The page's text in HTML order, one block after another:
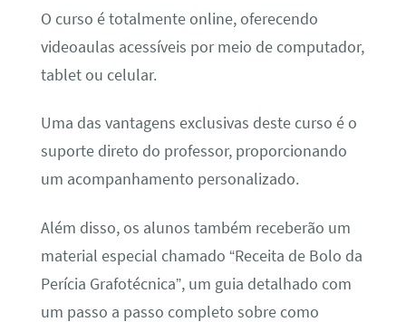
O curso é totalmente online, oferecendo
videoaulas acessíveis por meio de computador,
tablet ou celular.
Uma das vantagens exclusivas deste curso é o
suporte direto do professor, proporcionando
um acompanhamento personalizado.
Além disso, os alunos também receberão um
material especial chamado “Receita de Bolo da
Perícia Grafotécnica”, um guia detalhado com
um passo a passo completo sobre como